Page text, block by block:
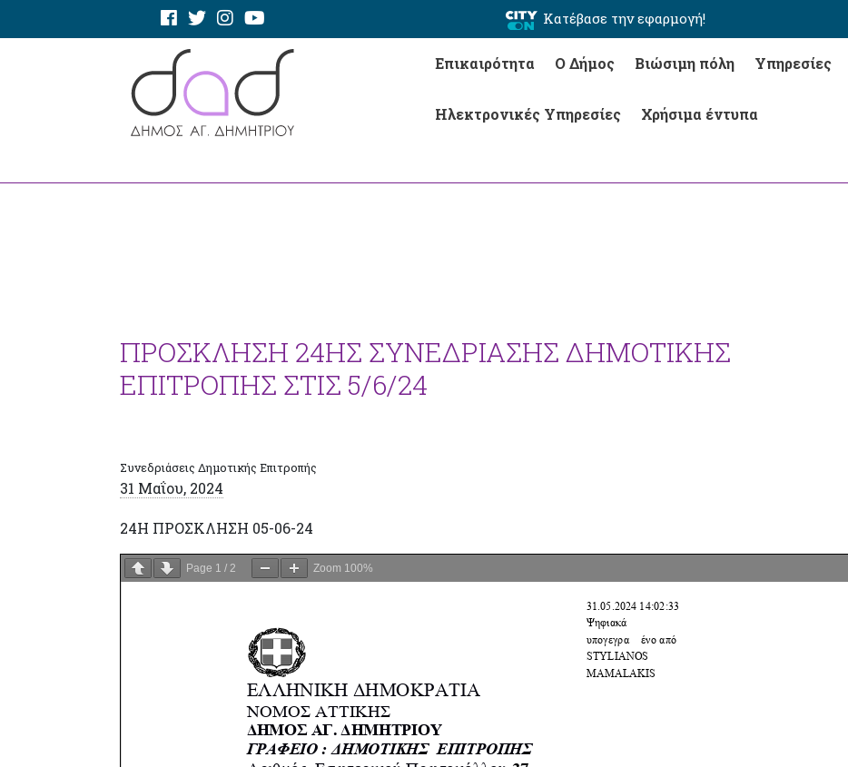
Κατέβασε την εφαρμογή!
Επικαιρότητα Ο Δήμος Βιώσιμη πόλη Υπηρεσίες
Ηλεκτρονικές Υπηρεσίες Χρήσιμα έντυπα
ΠΡΟΣΚΛΗΣΗ 24ΗΣ ΣΥΝΕΔΡΙΑΣΗΣ ΔΗΜΟΤΙΚΗΣ
ΕΠΙΤΡΟΠΗΣ ΣΤΙΣ 5/6/24
Συνεδριάσεις Δημοτικής Επιτροπής
31 Μαΐου, 2024
24H ΠΡΟΣΚΛΗΣΗ 05-06-24
Page 1 / 2 Zoom 100%